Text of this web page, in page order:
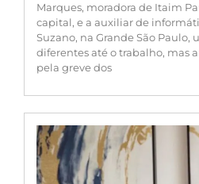
Marques, moradora de Itaim
capital, e a auxiliar de
Suzano, na Grande São
diferentes até o trabalho, mas
pela greve dos